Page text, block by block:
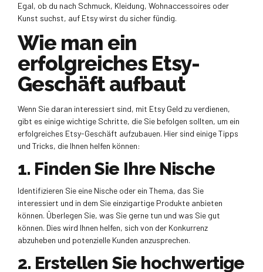
Egal, ob du nach Schmuck, Kleidung, Wohnaccessoires oder
Kunst suchst, auf Etsy wirst du sicher fündig.
Wie man ein
erfolgreiches Etsy-
Geschäft aufbaut
Wenn Sie daran interessiert sind, mit Etsy Geld zu verdienen,
gibt es einige wichtige Schritte, die Sie befolgen sollten, um ein
erfolgreiches Etsy-Geschäft aufzubauen. Hier sind einige Tipps
und Tricks, die Ihnen helfen können:
1. Finden Sie Ihre Nische
Identifizieren Sie eine Nische oder ein Thema, das Sie
interessiert und in dem Sie einzigartige Produkte anbieten
können. Überlegen Sie, was Sie gerne tun und was Sie gut
können. Dies wird Ihnen helfen, sich von der Konkurrenz
abzuheben und potenzielle Kunden anzusprechen.
2. Erstellen Sie hochwertige